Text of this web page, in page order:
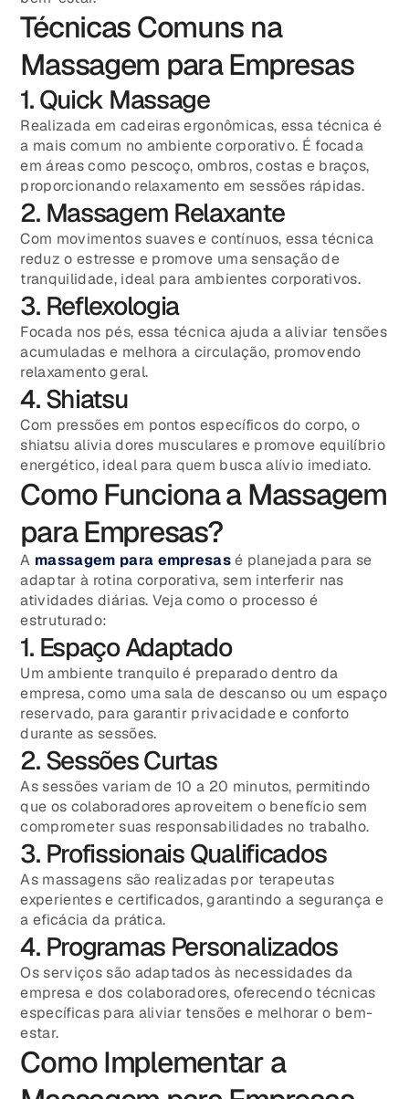
Técnicas Comuns na
Massagem para Empresas
1. Quick Massage
Realizada em cadeiras ergonômicas, essa técnica é
a mais comum no ambiente corporativo. É focada
em áreas como pescoço, ombros, costas e braços,
proporcionando relaxamento em sessões rápidas.
2. Massagem Relaxante
Com movimentos suaves e contínuos, essa técnica
reduz o estresse e promove uma sensação de
tranquilidade, ideal para ambientes corporativos.
3. Reflexologia
Focada nos pés, essa técnica ajuda a aliviar tensões
acumuladas e melhora a circulação, promovendo
relaxamento geral.
4. Shiatsu
Com pressões em pontos específicos do corpo, o
shiatsu alivia dores musculares e promove equilíbrio
energético, ideal para quem busca alívio imediato.
Como Funciona a Massagem
para Empresas?
A massagem para empresasé planejada para se
adaptar à rotina corporativa, sem interferir nas
atividades diárias. Veja como o processo é
estruturado:
1. Espaço Adaptado
Um ambiente tranquilo é preparado dentro da
empresa, como uma sala de descanso ou um espaço
reservado, para garantir privacidade e conforto
durante as sessões.
2. Sessões Curtas
As sessões variam de 10 a 20 minutos, permitindo
que os colaboradores aproveitem o benefício sem
comprometer suas responsabilidades no trabalho.
3. Profissionais Qualificados
As massagens são realizadas por terapeutas
experientes e certificados, garantindo a segurança e
a eficácia da prática.
4. Programas Personalizados
Os serviços são adaptados às necessidades da
empresa e dos colaboradores, oferecendo técnicas
específicas para aliviar tensões e melhorar o bem-
estar.
Como Implementar a